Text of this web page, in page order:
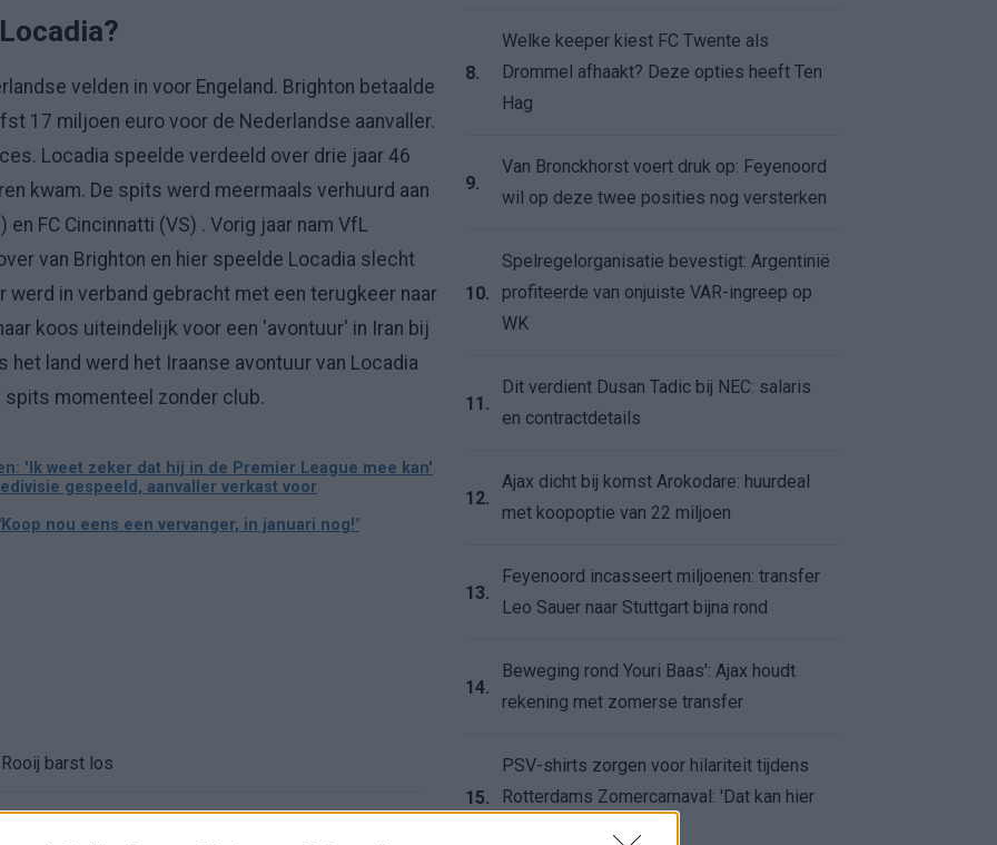
velden in voor Engeland. Brighton betaalde
17 miljoen euro voor de Nederlandse aanvaller.
Locadia speelde verdeeld over drie jaar 46
kwam. De spits werd meermaals verhuurd aan
FC Cincinnatti (VS) . Vorig jaar nam VfL
van Brighton en hier speelde Locadia slecht
werd in verband gebracht met een terugkeer naar
koos uiteindelijk voor een 'avontuur' in Iran bij
land werd het Iraanse avontuur van Locadia
momenteel zonder club.
'Ik weet zeker dat hij in de Premier League mee kan'
gespeeld, aanvaller verkast voor
nou eens een vervanger, in januari nog!"
barst los
Marokko boven Oranje
8.
Welke keeper kiest FC Twente als
Drommel afhaakt? Deze opties heeft Ten
Hag
9.
Van Bronckhorst voert druk op: Feyenoord
wil op deze twee posities nog versterken
10.
Spelregelorganisatie bevestigt: Argentinië
profiteerde van onjuiste VAR-ingreep op
WK
11.
Dit verdient Dusan Tadic bij NEC: salaris
en contractdetails
12.
Ajax dicht bij komst Arokodare: huurdeal
met koopoptie van 22 miljoen
13.
Feyenoord incasseert miljoenen: transfer
Leo Sauer naar Stuttgart bijna rond
14.
Beweging rond Youri Baas': Ajax houdt
rekening met zomerse transfer
15.
PSV-shirts zorgen voor hilariteit tijdens
Rotterdams Zomercarnaval: 'Dat kan hier